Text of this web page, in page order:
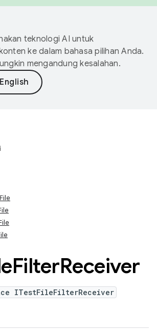
teknologi AI untuk
ke dalam bahasa pilihan Anda.
mengandung kesalahan.
FilterReceiver
ITestFileFilterReceiver